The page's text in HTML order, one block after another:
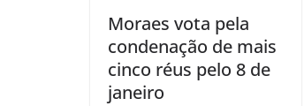
Moraes vota pela
condenação de mais
cinco réus pelo 8 de
janeiro